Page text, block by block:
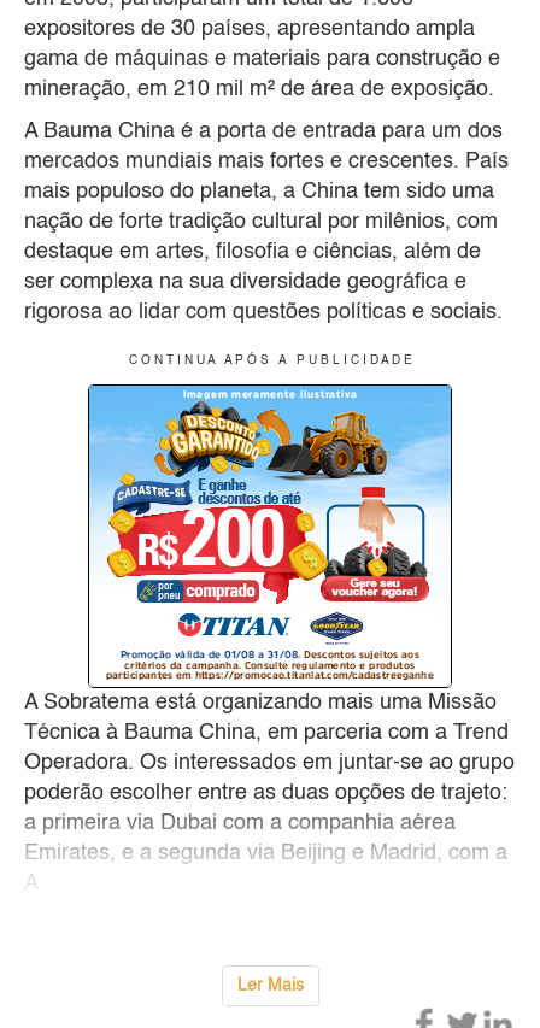
expositores de 30 países, apresentando ampla
gama de máquinas e materiais para construção e
mineração, em 210 mil m² de área de exposição.
A Bauma China é a porta de entrada para um dos
mercados mundiais mais fortes e crescentes. País
mais populoso do planeta, a China tem sido uma
nação de forte tradição cultural por milênios, com
destaque em artes, filosofia e ciências, além de
ser complexa na sua diversidade geográfica e
rigorosa ao lidar com questões políticas e sociais.
C O N T I N U A A P Ó S A P U B L I C I D A D E
A Sobratema está organizando mais uma Missão
Técnica à Bauma China, em parceria com a Trend
Operadora. Os interessados em juntar-se ao grupo
poderão escolher entre as duas opções de trajeto:
a primeira via Dubai com a companhia aérea
Emirates, e a segunda via Beijing e Madrid, com a
A
Ler Mais